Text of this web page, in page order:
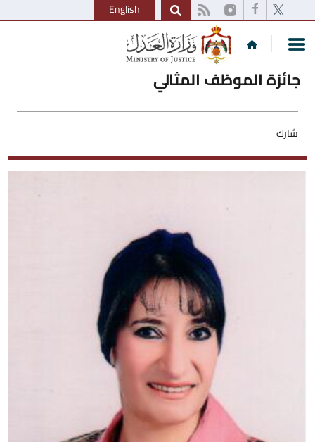
English
جائزة الموظف المثالي
شارك